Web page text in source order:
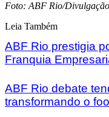
Foto: ABF Rio/Divulgação
Leia Também
ABF Rio prestigia
Franquia
ABF Rio debate
transformando o